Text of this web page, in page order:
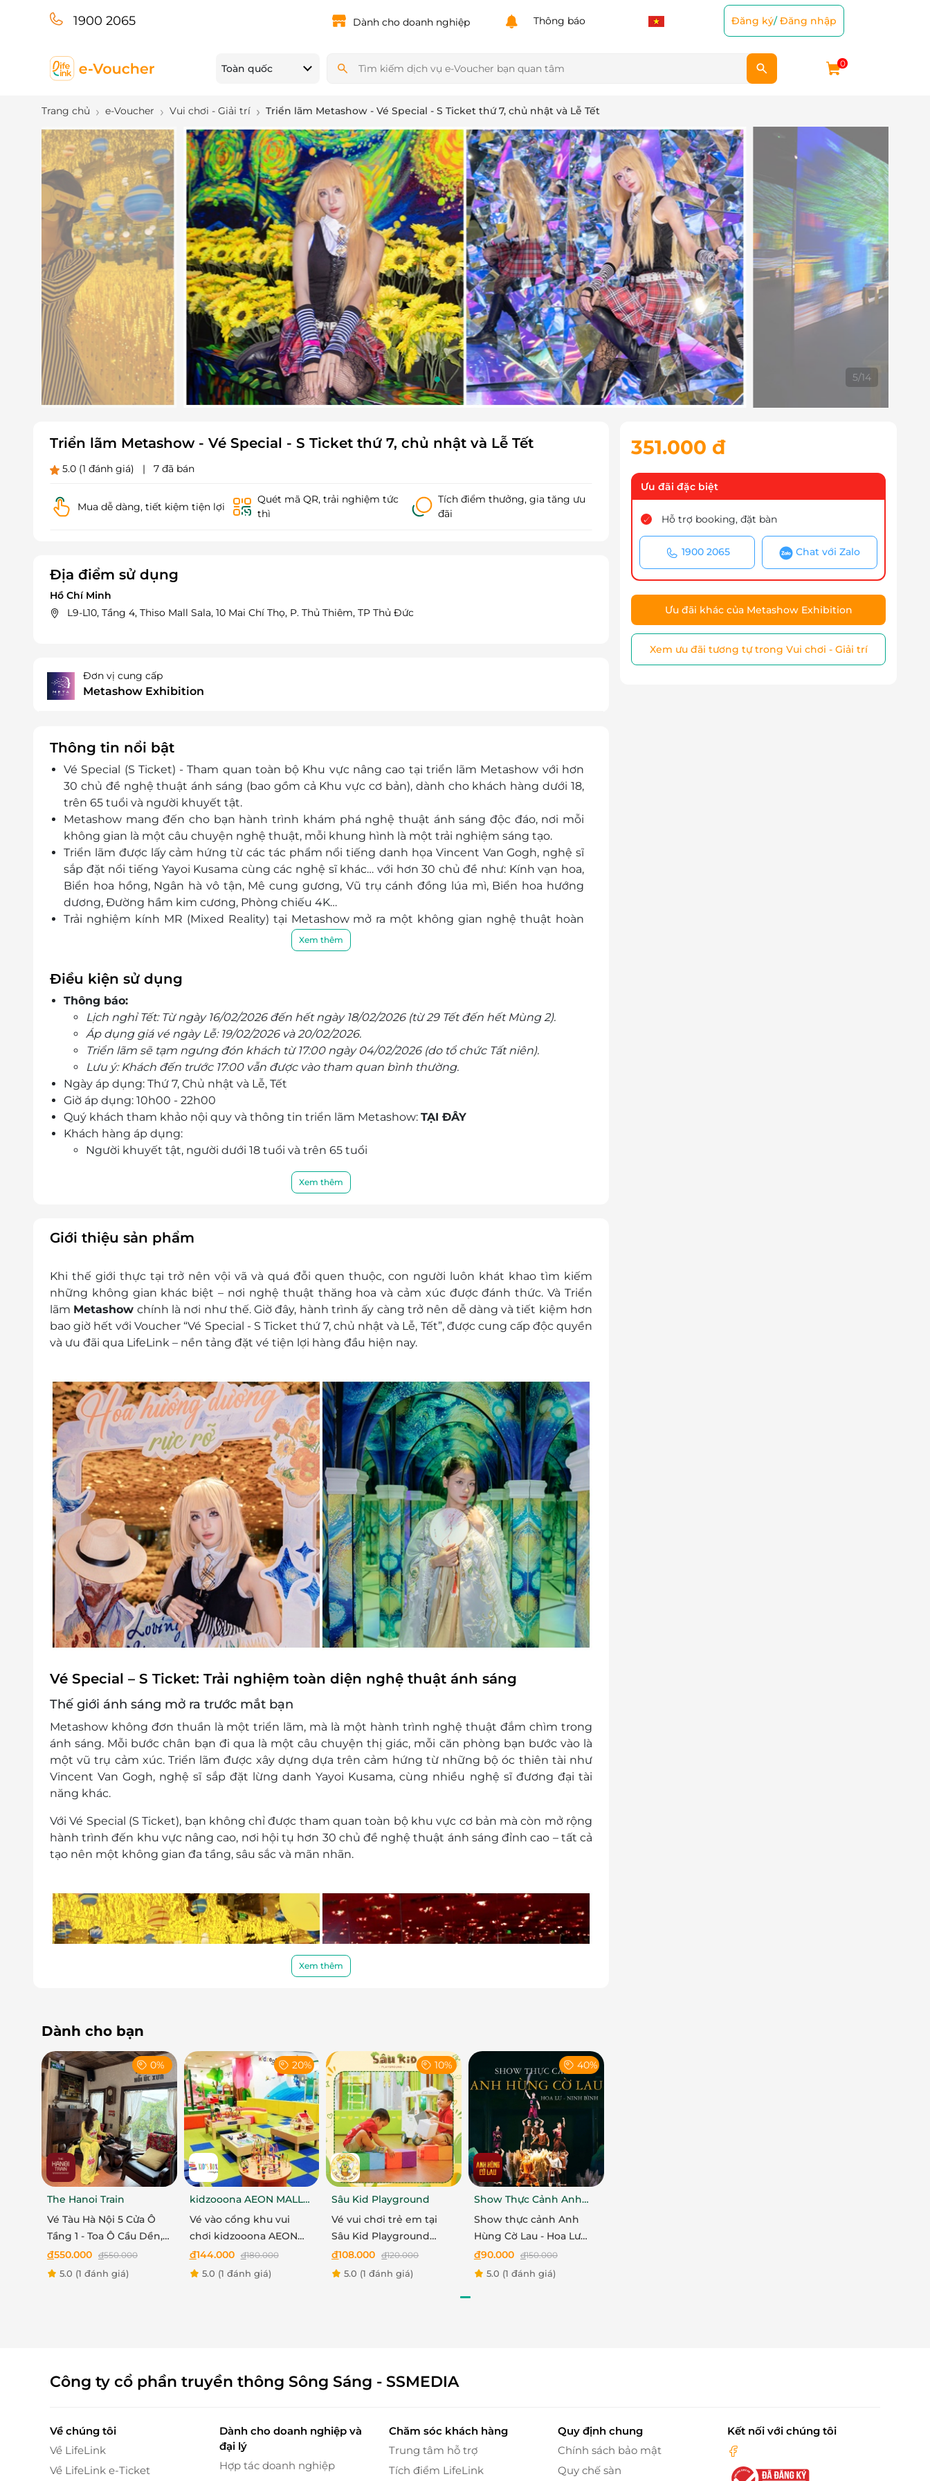
1900 2065 Dành cho doanh nghiệp Thông báo Đăng ký/Đăng nhập
Toàn quốc 0
Trang chủ e-Voucher Vui chơi - Giải trí Triển lãm Metashow - Vé Special - S Ticket thứ 7, chủ nhật và Lễ Tết
6/14
Triển lãm Metashow - Vé Special - S Ticket thứ 7, chủ nhật và Lễ Tết
5.0 (1 đánh giá) | 7 đã bán
Mua dễ dàng, tiết kiệm tiện lợi
Quét mã QR, trải nghiệm tức
thì
Tích điểm thưởng, gia tăng ưu
đãi
Địa điểm sử dụng
Hồ Chí Minh
L9-L10, Tầng 4, Thiso Mall Sala, 10 Mai Chí Thọ, P. Thủ Thiêm, TP Thủ Đức
Đơn vị cung cấp
Metashow Exhibition
Thông tin nổi bật
Vé Special (S Ticket) - Tham quan toàn bộ Khu vực nâng cao tại triển lãm Metashow với hơn
30 chủ đề nghệ thuật ánh sáng (bao gồm cả Khu vực cơ bản), dành cho khách hàng dưới 18,
trên 65 tuổi và người khuyết tật.
Metashow mang đến cho bạn hành trình khám phá nghệ thuật ánh sáng độc đáo, nơi mỗi
không gian là một câu chuyện nghệ thuật, mỗi khung hình là một trải nghiệm sáng tạo.
Triển lãm được lấy cảm hứng từ các tác phẩm nổi tiếng danh họa Vincent Van Gogh, nghệ sĩ
sắp đặt nổi tiếng Yayoi Kusama cùng các nghệ sĩ khác… với hơn 30 chủ đề như: Kính vạn hoa,
Biển hoa hồng, Ngân hà vô tận, Mê cung gương, Vũ trụ cánh đồng lúa mì, Biển hoa hướng
dương, Đường hầm kim cương, Phòng chiếu 4K…
Trải nghiệm kính MR (Mixed Reality) tại Metashow mở ra một không gian nghệ thuật hoàn
toàn mới, nơi ranh giới giữa thực và ảo được xoá nhoà.
Xem thêm
Điều kiện sử dụng
Thông báo:
Lịch nghỉ Tết: Từ ngày 16/02/2026 đến hết ngày 18/02/2026 (từ 29 Tết đến hết Mùng 2).
Áp dụng giá vé ngày Lễ: 19/02/2026 và 20/02/2026.
Triển lãm sẽ tạm ngưng đón khách từ 17:00 ngày 04/02/2026 (do tổ chức Tất niên).
Lưu ý: Khách đến trước 17:00 vẫn được vào tham quan bình thường.
Ngày áp dụng: Thứ 7, Chủ nhật và Lễ, Tết
Giờ áp dụng: 10h00 - 22h00
Quý khách tham khảo nội quy và thông tin triển lãm Metashow: TẠI ĐÂY
Khách hàng áp dụng:
Người khuyết tật, người dưới 18 tuổi và trên 65 tuổi
Trải nghiệm kính MR
Quay video với camera 360 độ
Số lượng E-Voucher áp dụng: 01 voucher/ 01 khách/ 01 vé vào cổng 01 lần (không bù tiền)
Khách hàng liên hệ đăng ký dịch vụ trước khi đến để được phục vụ tốt nhất:
Hotline: 0767 988 886
Địa chỉ: L9-L10, Tầng 4, Thiso Mall Sala, 10 Mai Chí Thọ, P. Thủ Thiêm, TP. Thủ Đức, TP. Hồ Chí
Minh
E-Voucher/E-Coupon không có giá trị quy đổi thành tiền mặt, không trả lại tiền thừa
Không áp dụng đồng thời với chương trình khuyến mại khác
Giá vé đã bao gồm 8% VAT.
Xem thêm
Giới thiệu sản phẩm
Khi thế giới thực tại trở nên vội vã và quá đỗi quen thuộc, con người luôn khát khao tìm kiếm
những không gian khác biệt – nơi nghệ thuật thăng hoa và cảm xúc được đánh thức. Và Triển
lãm Metashow chính là nơi như thế. Giờ đây, hành trình ấy càng trở nên dễ dàng và tiết kiệm hơn
bao giờ hết với Voucher “Vé Special - S Ticket thứ 7, chủ nhật và Lễ, Tết”, được cung cấp độc quyền
và ưu đãi qua LifeLink – nền tảng đặt vé tiện lợi hàng đầu hiện nay.
Vé Special – S Ticket: Trải nghiệm toàn diện nghệ thuật ánh sáng
Thế giới ánh sáng mở ra trước mắt bạn
Metashow không đơn thuần là một triển lãm, mà là một hành trình nghệ thuật đắm chìm trong
ánh sáng. Mỗi bước chân bạn đi qua là mộtcâu chuyện thị giác, mỗi căn phòng bạn bước vào là
mộtvũ trụ cảm xúc. Triển lãm được xây dựng dựa trên cảm hứng từ những bộ óc thiên tài như
Vincent Van Gogh, nghệ sĩ sắp đặt lừng danhYayoi Kusama, cùng nhiều nghệ sĩ đương đại tài
năng khác.
VớiVé Special (S Ticket), bạn không chỉ được tham quan toàn bộ khu vực cơ bản mà còn mở rộng
hành trình đến khu vực nâng cao, nơi hội tụ hơn 30 chủ đề nghệ thuật ánh sáng đỉnh cao – tất cả
tạo nên một không gian đa tầng, sâu sắc và mãn nhãn.
Trải nghiệm đặc biệt dành riêng cho những đối tượng ưu tiên
khách hàng dưới 18 tuổi, trên 65 tuổi và người
khuyết tật, như một lời tri ân dịu dàng dành cho những người xứng đáng được tận hưởng nghệ
thuật một cách trọn vẹn nhất. Đây là cơ hội hiếm có để họ tiếp cận một không gian nghệ thuật
hiện đại, đầy tính nhân văn và sáng tạo.
Xem thêm
351.000 đ
Ưu đãi đặc biệt
Hỗ trợ booking, đặt bàn
1900 2065 Chat với Zalo
Ưu đãi khác của Metashow Exhibition
Xem ưu đãi tương tự trong Vui chơi - Giải trí
Dành cho bạn
0%
The Hanoi Train
Vé Tàu Hà Nội 5 Cửa Ô
Tầng 1 - Toa Ô Cầu Dền,
Ô Quan Trưởng, Ô Cầu
Giấy, Ô Đống Mác - The
đ550.000 đ550.000
5.0 (1 đánh giá)
20%
kidzooona AEON MALL
Hải Phòng 3F
Vé vào cổng khu vui
chơi kidzooona AEON
MALL Hải Phòng 3F bao
gồm Lễ Tết
đ144.000 đ180.000
5.0 (1 đánh giá)
10%
Sâu Kid Playground
Vé vui chơi trẻ em tại
Sâu Kid Playground
trước 16h từ Thứ 2 - Thứ
6
đ108.000 đ120.000
5.0 (1 đánh giá)
40%
Show Thực Cảnh Anh
Hùng Cờ Lau
Show thực cảnh Anh
Hùng Cờ Lau - Hoa Lư
Ninh Bình - Hạng CL250
Xanh nhạt - Trẻ em
đ90.000 đ150.000
5.0 (1 đánh giá)
Công ty cổ phần truyền thông Sông Sáng - SSMEDIA
Về chúng tôi
Về LifeLink
Về LifeLink e-Ticket
Dành cho doanh nghiệp và
đại lý
Hợp tác doanh nghiệp
Chăm sóc khách hàng
Trung tâm hỗ trợ
Tích điểm LifeLink
Quy định chung
Chính sách bảo mật
Quy chế sàn
Kết nối với chúng tôi